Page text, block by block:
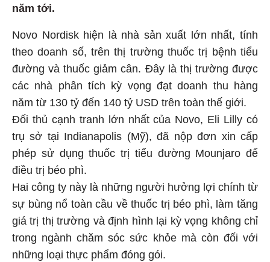
năm tới.
Novo Nordisk hiện là nhà sản xuất lớn nhất, tính
theo doanh số, trên thị trường thuốc trị bệnh tiểu
đường và thuốc giảm cân. Đây là thị trường được
các nhà phân tích kỳ vọng đạt doanh thu hàng
năm từ 130 tỷ đến 140 tỷ USD trên toàn thế giới.
Đối thủ cạnh tranh lớn nhất của Novo, Eli Lilly có
trụ sở tại Indianapolis (Mỹ), đã nộp đơn xin cấp
phép sử dụng thuốc trị tiểu đường Mounjaro để
điều trị béo phì.
Hai công ty này là những người hưởng lợi chính từ
sự bùng nổ toàn cầu về thuốc trị béo phì, làm tăng
giá trị thị trường và định hình lại kỳ vọng không chỉ
trong ngành chăm sóc sức khỏe mà còn đối với
những loại thực phẩm đóng gói.